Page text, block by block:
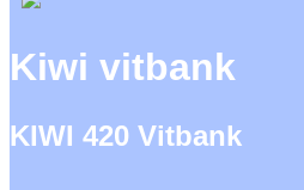
Kiwi vitbank
KIWI 420 Vitbank